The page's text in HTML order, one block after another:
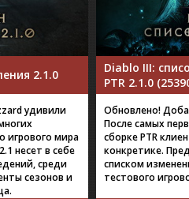
2.1.0
удивили
игрового мира
несет в себе
среди
сезонов и
Diablo III:
PTR 2.1.0
Обновлено!
После самых
сборке PTR
конкретике.
списком
тестового